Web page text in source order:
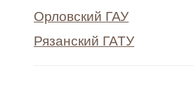
Орловский ГАУ
Рязанский ГАТУ